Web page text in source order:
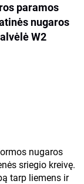
paramos
nugaros
W2
nugaros
sriegio kreivę.
tarp liemens ir